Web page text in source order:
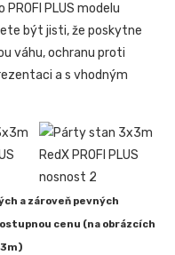
PLUS modelu
být jisti, že poskytne
váhu, ochranu proti
a s vhodným
a zároveň pevných
cenu (na obrázcích